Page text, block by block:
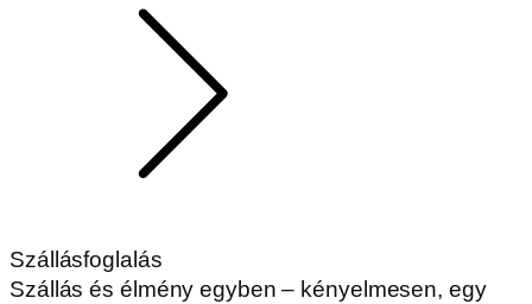
Szállásfoglalás
Szállás és élmény egyben – kényelmesen, egy